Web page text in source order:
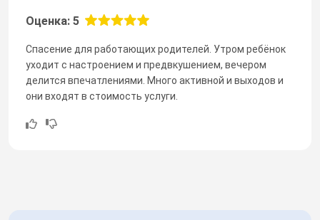
Оценка: 5
Спасение для работающих родителей. Утром ребёнок
уходит с настроением и предвкушением, вечером
делится впечатлениями. Много активной и выходов и
они входят в стоимость услуги.